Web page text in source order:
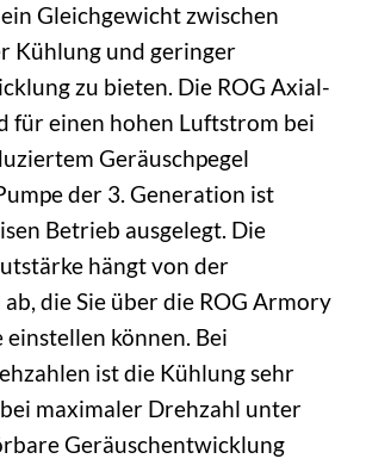
Gleichgewicht zwischen
Kühlung und geringer
zu bieten. Die ROG Axial-
für einen hohen Luftstrom bei
Geräuschpegel
der 3. Generation ist
Betrieb ausgelegt. Die
hängt von der
die Sie über die ROG Armory
können. Bei
ist die Kühlung sehr
maximaler Drehzahl unter
Geräuschentwicklung